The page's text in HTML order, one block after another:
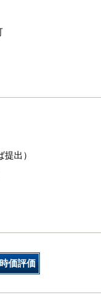
出）
価評価